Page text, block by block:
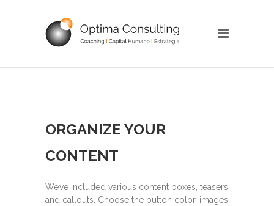
ORGANIZE YOUR
CONTENT
We’ve included various content boxes, teasers
and callouts. Choose the button color, images